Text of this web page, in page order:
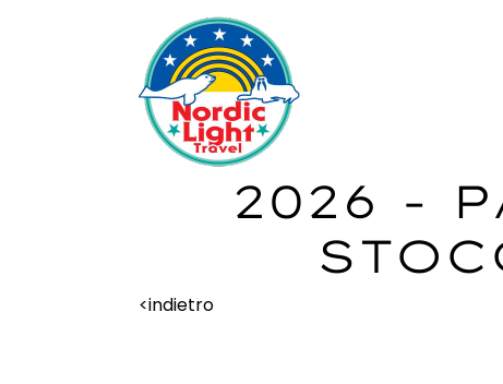
2026 -
<indietro